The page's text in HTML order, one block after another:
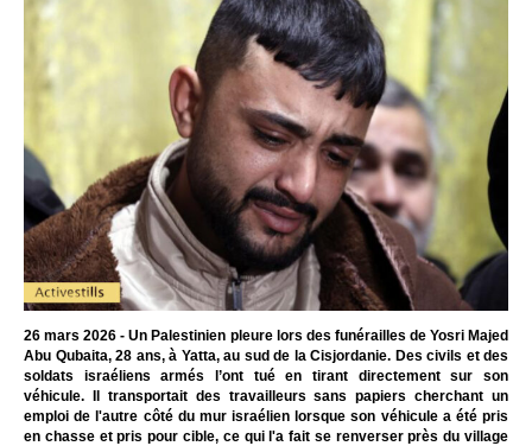
26 mars 2026 - Un Palestinien pleure lors des funérailles de Yosri Majed
Abu Qubaita, 28 ans, à Yatta, au sud de la Cisjordanie. Des civils et des
soldats israéliens armés l’ont tué en tirant directement sur son
véhicule. Il transportait des travailleurs sans papiers cherchant un
emploi de l'autre côté du mur israélien lorsque son véhicule a été pris
en chasse et pris pour cible, ce qui l'a fait se renverser près du village